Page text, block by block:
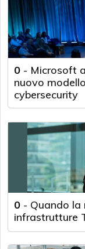
0 - Microsoft
nuovo
cybersecurity
0 - Quando la
infrastrutture